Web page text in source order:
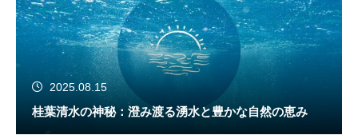
2025.08.15
桂葉清水の神秘：澄み渡る湧水と豊かな自然の恵み